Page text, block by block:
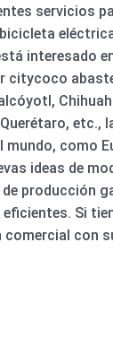
servicios
interesado
etc.,
como
ideas de
producción
Si
con